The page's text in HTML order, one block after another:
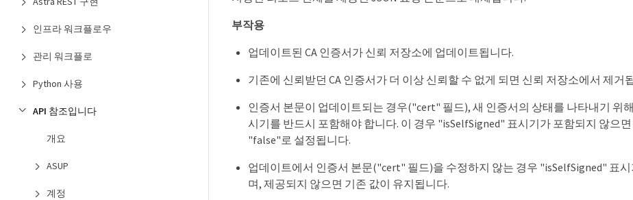
인프라 워크플로우
관리 워크플로
Python 사용
API 참조입니다
개요
ASUP
계정
부작용
업데이트된 CA 인증서가 신뢰 저장소에 업데이트됩니다.
기존에 신뢰받던 CA 인증서가 더 이상 신뢰할 수 없게 되면 신뢰 저장소에서 제거
인증서 본문이 업데이트되는 경우("cert" 필드), 새 인증서의 상태를 나타내기 위
시기를 반드시 포함해야 합니다. 이 경우 "isSelfSigned" 표시기가 포함되지 않으
"false"로 설정됩니다.
업데이트에서 인증서 본문("cert" 필드)을 수정하지 않는 경우 "isSelfSigned" 표
며, 제공되지 않으면 기존 값이 유지됩니다.